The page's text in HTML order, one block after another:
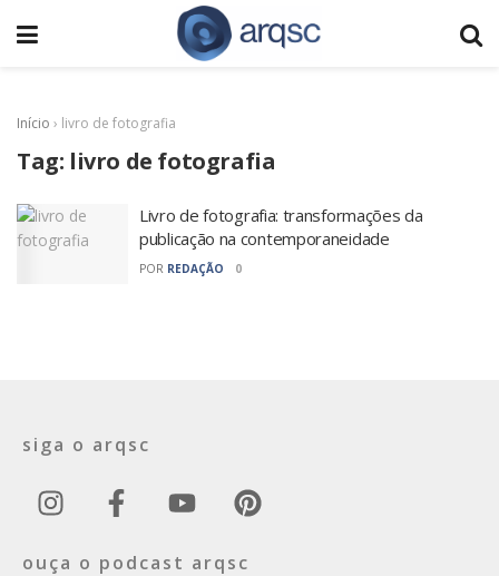
Início › livro de fotografia
Tag: livro de fotografia
Livro de fotografia: transformações da
publicação na contemporaneidade
POR REDAÇÃO 0
siga o arqsc
ouça o podcast arqsc